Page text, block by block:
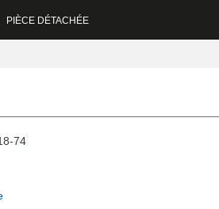
PIÈCE DÉTACHÉE
74